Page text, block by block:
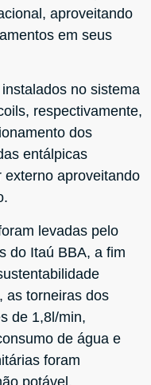
aproveitando
em seus
no sistema
respectivamente,
dos
entálpicas
aproveitando
levadas pelo
do Itaú BBA, a fim
as torneiras dos
de 1,8l/min,
de água e
foram
potável.